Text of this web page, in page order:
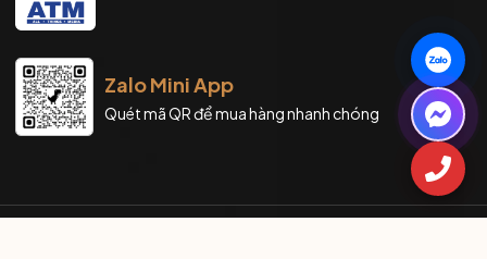
Zalo Mini App
Quét mã QR để mua hàng nhanh chóng